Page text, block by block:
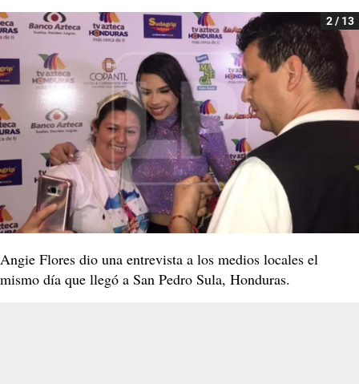
2 / 13
Angie Flores dio una entrevista a los medios locales el
mismo día que llegó a San Pedro Sula, Honduras.